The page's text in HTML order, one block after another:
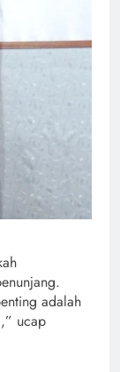
adalah
ucap